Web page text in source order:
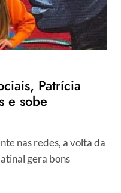
Patrícia
e sobe
nas redes, a volta da
gera bons